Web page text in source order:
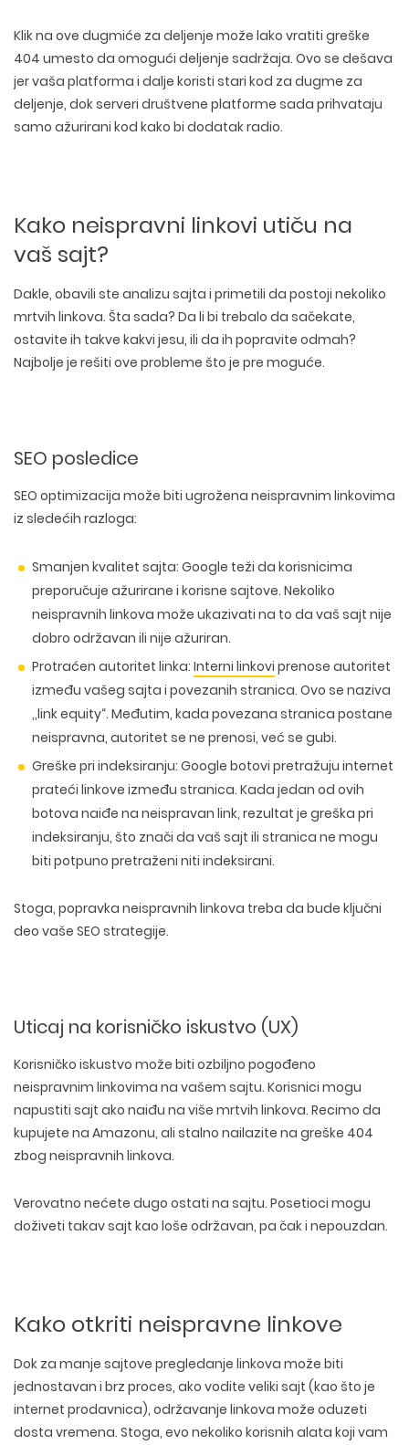
Klik na ove dugmiće za deljenje može lako vratiti greške
404 umesto da omogući deljenje sadržaja. Ovo se dešava
jer vaša platforma i dalje koristi stari kod za dugme za
deljenje, dok serveri društvene platforme sada prihvataju
samo ažurirani kod kako bi dodatak radio.
Kako neispravni linkovi utiču na
vaš sajt?
Dakle, obavili ste analizu sajta i primetili da postoji nekoliko
mrtvih linkova. Šta sada? Da li bi trebalo da sačekate,
ostavite ih takve kakvi jesu, ili da ih popravite odmah?
Najbolje je rešiti ove probleme što je pre moguće.
SEO posledice
SEO optimizacija može biti ugrožena neispravnim linkovima
iz sledećih razloga:
Smanjen kvalitet sajta: Google teži da korisnicima
preporučuje ažurirane i korisne sajtove. Nekoliko
neispravnih linkova može ukazivati na to da vaš sajt nije
dobro održavan ili nije ažuriran.
Protraćen autoritet linka: Interni linkovi prenose autoritet
između vašeg sajta i povezanih stranica. Ovo se naziva
‚‚link equity“. Međutim, kada povezana stranica postane
neispravna, autoritet se ne prenosi, već se gubi.
Greške pri indeksiranju: Google botovi pretražuju internet
prateći linkove između stranica. Kada jedan od ovih
botova naiđe na neispravan link, rezultat je greška pri
indeksiranju, što znači da vaš sajt ili stranica ne mogu
biti potpuno pretraženi niti indeksirani.
Stoga, popravka neispravnih linkova treba da bude ključni
deo vaše SEO strategije.
Uticaj na korisničko iskustvo (UX)
Korisničko iskustvo može biti ozbiljno pogođeno
neispravnim linkovima na vašem sajtu. Korisnici mogu
napustiti sajt ako naiđu na više mrtvih linkova. Recimo da
kupujete na Amazonu, ali stalno nailazite na greške 404
zbog neispravnih linkova.
Verovatno nećete dugo ostati na sajtu. Posetioci mogu
doživeti takav sajt kao loše održavan, pa čak i nepouzdan.
Kako otkriti neispravne linkove
Dok za manje sajtove pregledanje linkova može biti
jednostavan i brz proces, ako vodite veliki sajt (kao što je
internet prodavnica), održavanje linkova može oduzeti
dosta vremena. Stoga, evo nekoliko korisnih alata koji vam